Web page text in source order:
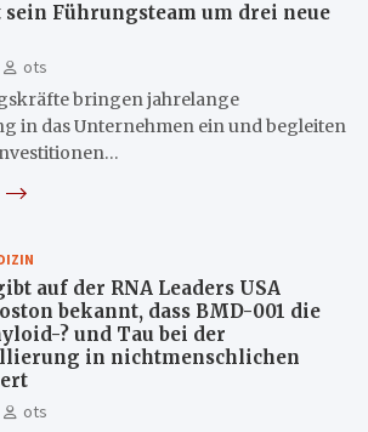
Führungsteam um drei neue
ots
bringen jahrelange
in das Unternehmen ein und begleiten
auf der RNA Leaders USA
bekannt, dass BMD-001 die
? und Tau bei der
in nichtmenschlichen
ots